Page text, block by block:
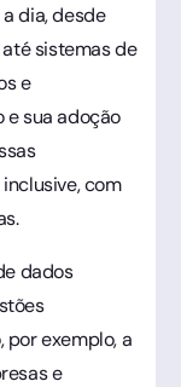
dia, desde
sistemas de
e
e sua adoção
com
dados
exemplo, a
e